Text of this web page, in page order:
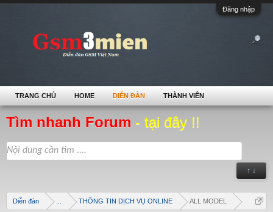
Đăng nhập
Tìm nhanh Forum - tại đây !!
↑ ↓
Diễn đàn THÔNG TIN DỊCH VỤ ONLINE ALL MODEL
TRANG CHỦ HOME DIỄN ĐÀN THÀNH VIÊN